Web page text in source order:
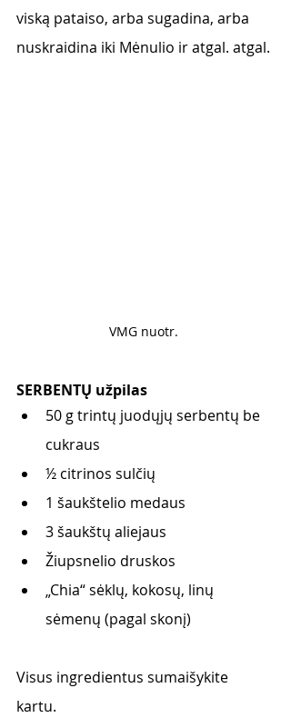
viską pataiso, arba sugadina, arba
nuskraidina iki Mėnulio ir atgal. atgal.
VMG nuotr.
SERBENTŲ užpilas
50 g trintų juodųjų serbentų be
cukraus
½ citrinos sulčių
1 šaukštelio medaus
3 šaukštų aliejaus
Žiupsnelio druskos
„Chia“ sėklų, kokosų, linų
sėmenų (pagal skonį)
Visus ingredientus sumaišykite
kartu.